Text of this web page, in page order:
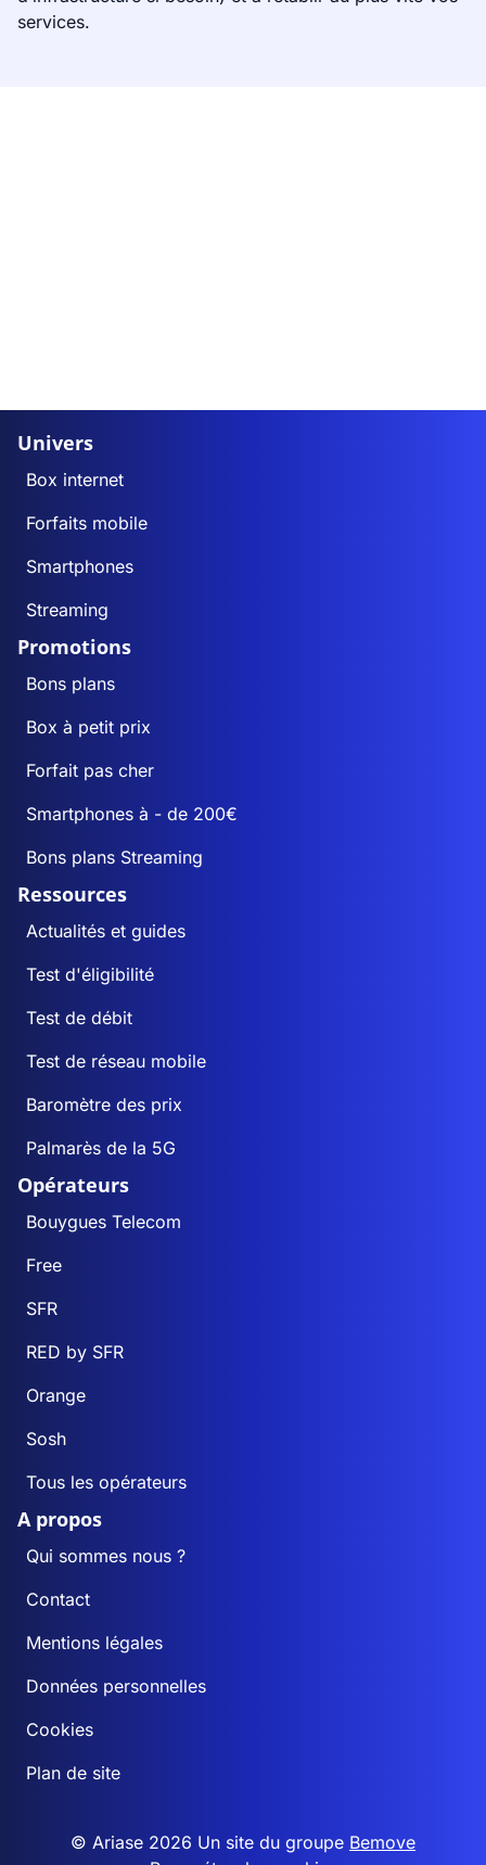
services.
Univers
Box internet
Forfaits mobile
Smartphones
Streaming
Promotions
Bons plans
Box à petit prix
Forfait pas cher
Smartphones à - de 200€
Bons plans Streaming
Ressources
Actualités et guides
Test d'éligibilité
Test de débit
Test de réseau mobile
Baromètre des prix
Palmarès de la 5G
Opérateurs
Bouygues Telecom
Free
SFR
RED by SFR
Orange
Sosh
Tous les opérateurs
A propos
Qui sommes nous ?
Contact
Mentions légales
Données personnelles
Cookies
Plan de site
© Ariase 2026 Un site du groupe Bemove